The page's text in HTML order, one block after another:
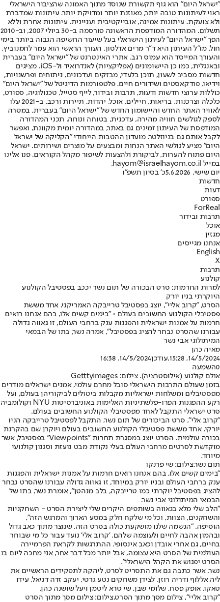
"ישראל היום" הוא גוף תקשורת שנוסד מתוך האמונה שהציבור הישראלי
ראוי לעיתונות טובה יותר, מאוזנת יותר ומדויקת יותר. עיתונות שמדברת
ולא צועקת. עיתונות אמינה, אובייקטיבית ועניינית. עיתונות אחרת וללא
תשלום. המהדורה המודפסת הראשונה פורסמה ב-30 ביולי 2007, וב-2010
הפך "ישראל היום" לעיתון הישראלי בעל שיעור החשיפה הגבוה ביותר בימי
חול. מו"ל העיתון היא ד"ר מרים אדלסון. העורך הראשי הוא עמר לחמנוביץ,
והעורך המייסד הוא עמוס רגב. אתרי האינטרנט של "ישראל היום" בעברית
ובאנגלית, כמו כן היישומונים (אפליקציות) לאנדרואיד ול-iOS, מציגים
חדשות מסביב לשעון, תוכן בלעדי, מבזקים ועדכונים, ניתוחים ופרשנויות,
וידיאו, פודקאסטים ושידורים חיים. פלטפורמות הדיגיטל של "ישראל היום"
כוללות ערוצי חדשות ודעות, תרבות ובידור, לייף סטייל, טכנולוגיה, ספורט,
כלכלה וצרכנות, בריאות, חיילים, אוכל, יהדות, תיירות ורכב. ב-2021 עלו
לאוויר האתר החדש והיישומון החדש של "ישראל היום" בעברית, במטרה
לספק לגולשים חוויה מהירה, עדכנית, בטוחה ונוחה. תכני המהדורה
המודפסת של העיתון זמינים גם באתר, במהדורה יומית מקוונת, ואפשר
לקבל אותם גם בניוזלטר. מועדון ההטבות הייחודי "הקליקה של ישראל
היום" מציע לגולשי האתר הנחות ומבצעים על מוצרים ושירותים. ישראל
היום פתוח להערות, לביקורת ולהצעות לשיפור מקהל הקוראים. פנו אלינו
במייל hayom@israelhayom.co.il.
יום שישי, 5.6.2026
כ' בסיון תשפ"ו
חדשות
דעות
ספורט
ForReal
תרבות ובידור
אוכל
מגזין
אנחנו מגייסים
English
X
תרבות
קולנוע
למרות החרמות: סרט הבכורה של תום נשר יככב בפסטיבל הקולנוע
היוקרתי בניו יורק
הסרט, "קרוב אליי", יוצג בפסטיבל טרייבקה האמריקני, אחד מששת
פסטיבלי הקולנוע החשובים בעולם • "בימים קשים אלו, בהם אנחנו רואים
חרמות על אמנות ישראלית והפגנות ענק ברחבי העולם, זו גאווה גדולה
עבורנו שהסרט נבחר להציג בפסטיבל", אמרה נשר, בתו של הבמאי
המיתולוגי אבי נשר
מאיה כהן
14/5/2024, 15:28
,עודכן14/5/2024, 16:38
0השמעה
אולם קולנוע (אילוסטרציה). צילום: Getttyimages
בזמן שעולם התרבות הישראלי סובל מחרם עולמי, אמנים ישראלים מודרים
מפסטיבלים ומשלחות ישראליות מקבלות ביטולים לביקוריהן בעולם, ועל
רקע ההפגנות הפרו-פלשתיניות האלימות באוניברסיטות NYU וקולומביה
סרט ישראלי התקבל לאחד מפסטיבלי הקולנוע החשובים בעולם.
"קרוב אלי", סרט הביכורים של תום נשר, התקבל לפסטיבל טרייבקה הניו
יורקי, אחד מששת פסטיבלי הקולנוע החשובים בעולם ויוקרן שם בהקרנת
בכורה עולמית. הסרט יוצג במסגרת תחרות "Viewpoints" בפסטיבל, אשר
מוקדשת לסרטים מרחבי העולם בעלי נקודת מבט נועזת וסגנון קולנועי
מיוחד.
תום נשר,צילום: שי פרנקו
"בימים קשים אלו, בהם אנחנו רואים חרמות על אמנות ישראלית והפגנות
ענק ברחבי העולם ובניו יורק במיוחד, זו גאווה גדולה עבורנו שהסרט נבחר
להציג בפסטיבל יוקרתי כמו טרייבקה, בלב מנהטן", אומרת נשר, בתו של
הבמאי המיתולוגי אבי נשר.
"הלב שלי מלא בגאווה בשותפים היקרים שלי ליצירת הסרט - השחקניות
והשחקנים, הצוות, וכל מי שלקח חלק במסע הארוך והמרגש הזה",
הוסיפה. "הנשמה שלנו מושקעת כולה בסרט הזה, שנוצר מתוך כאב גדול
ובהמון אהבה לחיים ולעוצמה שלהם. 'קרוב אלי' נועד עבור כל מי שבוחר
בחיים, גם אחרי אובדן וכאב אינסופי. ההתרגשות לקראת הפרמיירה
העולמית של הסרט היא עצומה, אבל יותר מכל דבר אחר, אני מחכה ליום בו
הסרט יפגוש את הקהל הישראלי״.
נשר, אשר כתבה גם את התסריט לסרט, ליהקה לתפקידים הראשיים את
ליה אללוף ודריה רוזן. לצידן משחקים נטע גרטי, יעקב זדה דניאל, עידו
טאקו, אופק פסח, שלומי שבן, שי טרא ליטמן ויעל שושנה כהן.
"קרוב אליי", צילום מסך מתוך הסרט,צילום: צילום מסך מתוך הסרט